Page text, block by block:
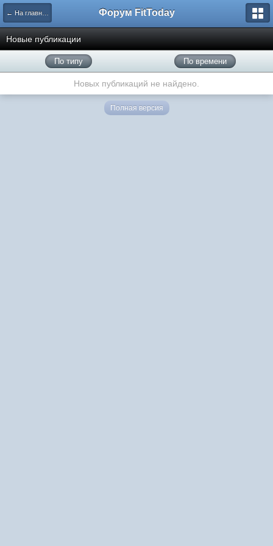
← На главную Форум FitToday
Новые публикации
По типу По времени
Новых публикаций не найдено.
Полная версия